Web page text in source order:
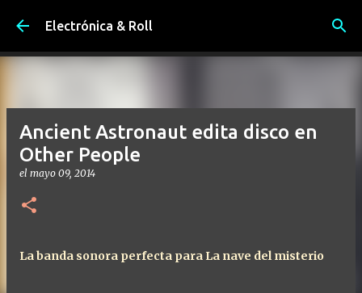
Ir al contenido principal
Electrónica & Roll
Ancient Astronaut edita disco en
Other People
el mayo 09, 2014
La banda sonora perfecta para La nave del misterio